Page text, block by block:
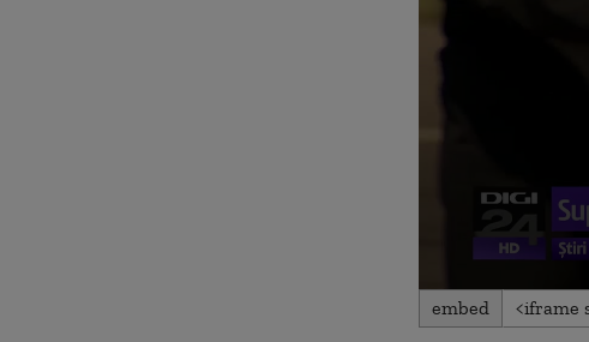
0
seconds
embed